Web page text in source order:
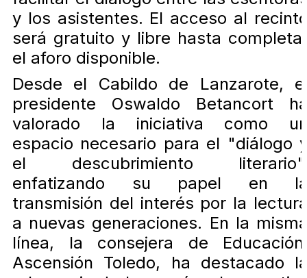
y los asistentes. El acceso al
será gratuito y libre hasta
el aforo disponible.
Desde el Cabildo de Lanzarote,
presidente Oswaldo Betancort
valorado la iniciativa como
espacio necesario para el "diálogo
el descubrimiento
enfatizando su papel en
transmisión del interés por la
a nuevas generaciones. En la
línea, la consejera de
Ascensión Toledo, ha destacado